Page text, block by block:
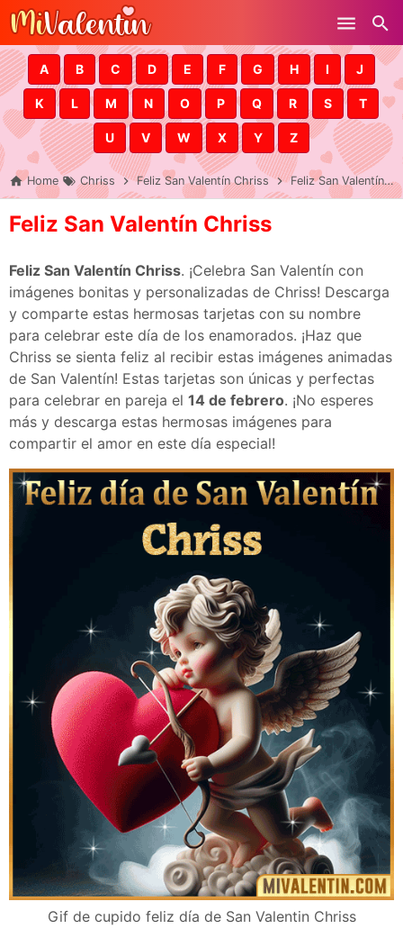
Skip to main content
A B C D E F G H I J
K L M N O P Q R S T
U V W X Y Z
Home Chriss Feliz San Valentín Chriss Feliz San Valentín Chriss
Feliz San Valentín Chriss
Feliz San Valentín Chriss. ¡Celebra San Valentín con
imágenes bonitas y personalizadas de Chriss! Descarga
y comparte estas hermosas tarjetas con su nombre
para celebrar este día de los enamorados. ¡Haz que
Chriss se sienta feliz al recibir estas imágenes animadas
de San Valentín! Estas tarjetas son únicas y perfectas
para celebrar en pareja el 14 de febrero. ¡No esperes
más y descarga estas hermosas imágenes para
compartir el amor en este día especial!
Gif de cupido feliz día de San Valentin Chriss